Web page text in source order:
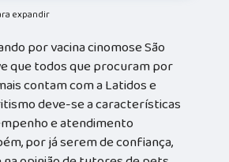
expandir
por vacina cinomose São
que todos que procuram por
contam com a Latidos e
deve-se a características
e atendimento
por já serem de confiança,